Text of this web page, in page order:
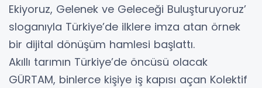
Ekiyoruz, Gelenek ve Geleceği Buluşturuyoruz’
sloganıyla Türkiye’de ilklere imza atan örnek
bir dijital dönüşüm hamlesi başlattı.
Akıllı tarımın Türkiye’de öncüsü olacak
GÜRTAM, binlerce kişiye iş kapısı açan Kolektif